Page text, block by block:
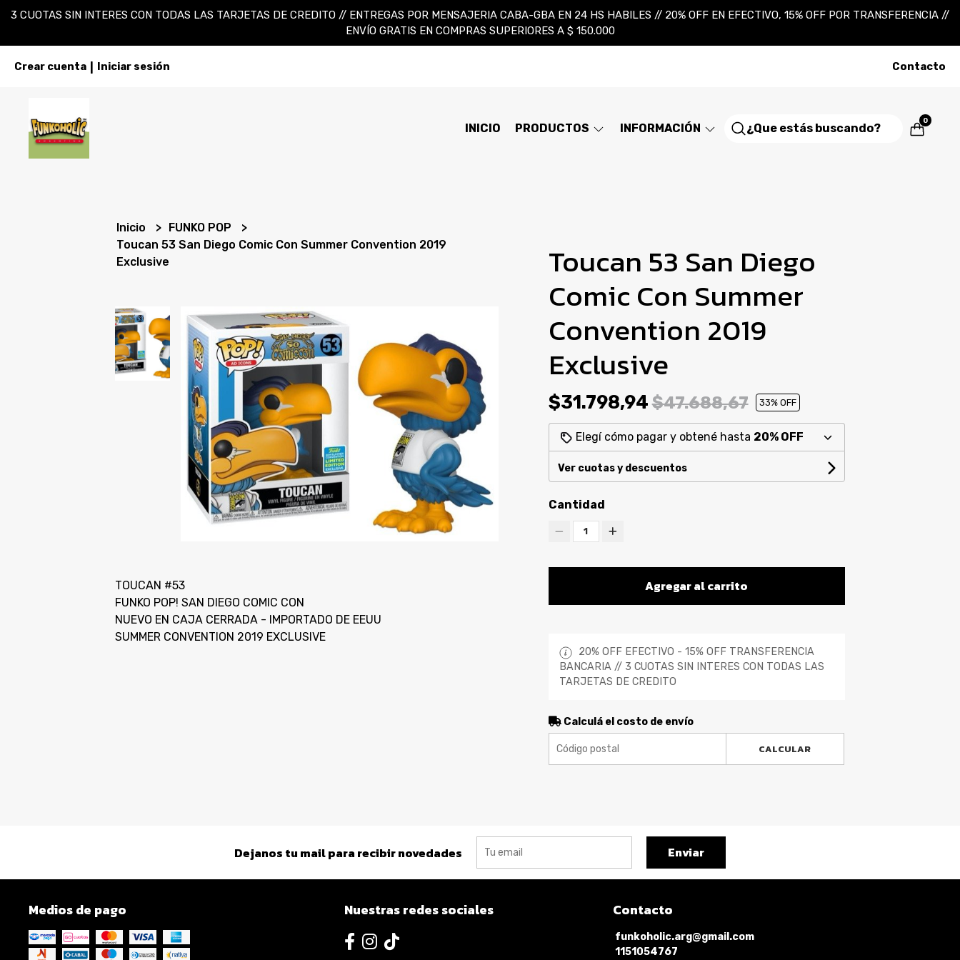
3 CUOTAS SIN INTERES CON TODAS LAS TARJETAS DE CREDITO // ENTREGAS POR MENSAJERIA CABA-GBA EN 24 HS HABILES // 20% OFF EN EFECTIVO, 15% OFF POR TRANSFERENCIA //
ENVÍO GRATIS EN COMPRAS SUPERIORES A $ 150.000
Crear cuenta Iniciar sesión Contacto
INICIO PRODUCTOS INFORMACIÓN
0
Inicio
FUNKO POP
Toucan 53 San Diego Comic Con Summer Convention 2019
Exclusive
TOUCAN #53
FUNKO POP! SAN DIEGO COMIC CON
NUEVO EN CAJA CERRADA - IMPORTADO DE EEUU
SUMMER CONVENTION 2019 EXCLUSIVE
Toucan 53 San Diego
Comic Con Summer
Convention 2019
Exclusive
$31.798,94$47.688,67 33% OFF
Elegí cómo pagar y obtené hasta 20% OFF
Ver cuotas y descuentos
Cantidad
1
Agregar al carrito
20% OFF EFECTIVO - 15% OFF TRANSFERENCIA
BANCARIA // 3 CUOTAS SIN INTERES CON TODAS LAS
TARJETAS DE CREDITO
Calculá el costo de envío
CALCULAR
Dejanos tu mail para recibir novedades Enviar
Medios de pago Nuestras redes sociales Contacto
funkoholic.arg@gmail.com
1151054767